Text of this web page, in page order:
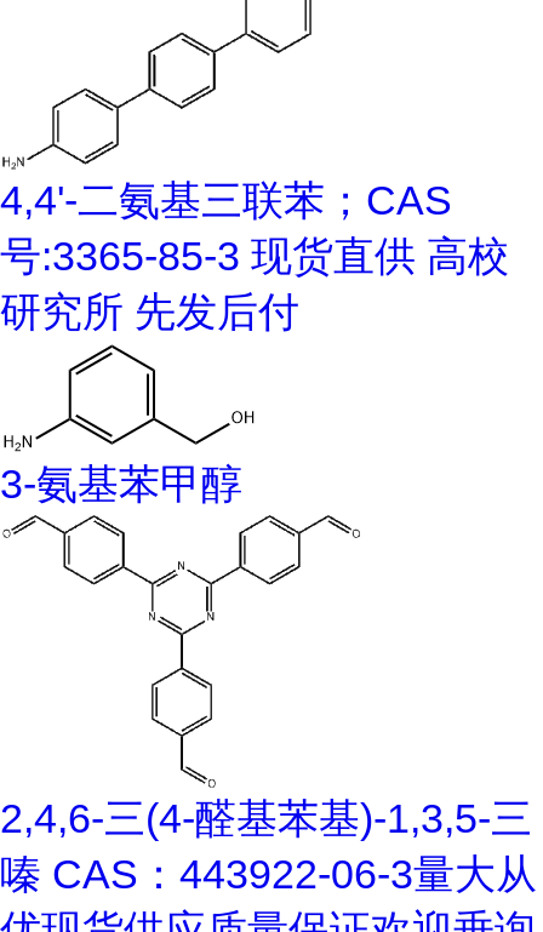
4,4'-二氨基三联苯；CAS
号:3365-85-3 现货直供 高校
研究所 先发后付
3-氨基苯甲醇
2,4,6-三(4-醛基苯基)-1,3,5-三
嗪 CAS：443922-06-3量大从